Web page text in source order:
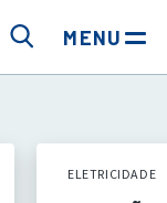
MENU
ELETRICIDADE